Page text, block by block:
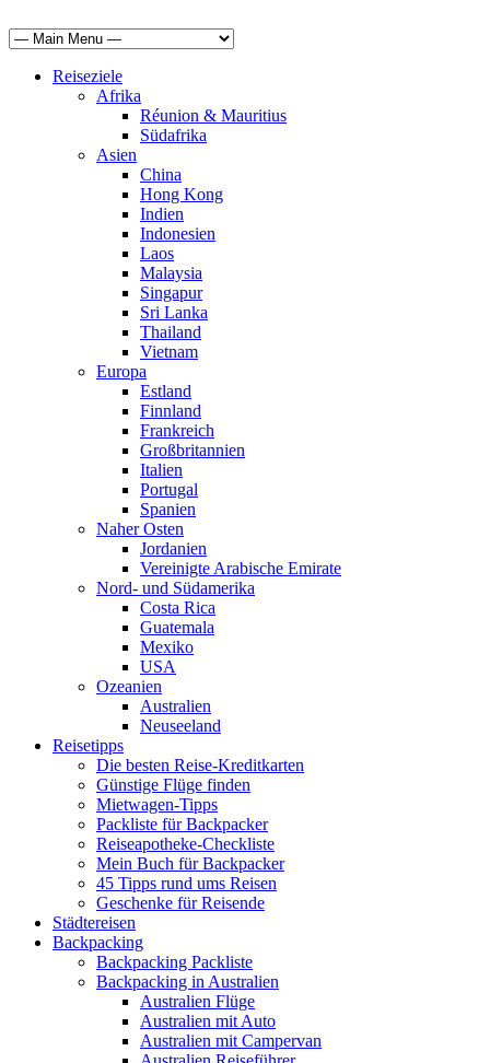
Reiseziele
Afrika
Réunion & Mauritius
Südafrika
Asien
China
Hong Kong
Indien
Indonesien
Laos
Malaysia
Singapur
Sri Lanka
Thailand
Vietnam
Europa
Estland
Finnland
Frankreich
Großbritannien
Italien
Portugal
Spanien
Naher Osten
Jordanien
Vereinigte Arabische Emirate
Nord- und Südamerika
Costa Rica
Guatemala
Mexiko
USA
Ozeanien
Australien
Neuseeland
Reisetipps
Die besten Reise-Kreditkarten
Günstige Flüge finden
Mietwagen-Tipps
Packliste für Backpacker
Reiseapotheke-Checkliste
Mein Buch für Backpacker
45 Tipps rund ums Reisen
Geschenke für Reisende
Städtereisen
Backpacking
Backpacking Packliste
Backpacking in Australien
Australien Flüge
Australien mit Auto
Australien mit Campervan